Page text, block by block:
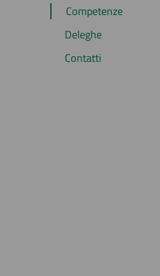
Competenze
Deleghe
Contatti